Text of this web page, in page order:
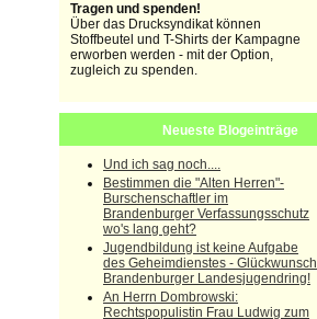
Tragen und spenden!
Über das Drucksyndikat können
Stoffbeutel und T-Shirts der Kampagne
erworben werden - mit der Option,
zugleich zu spenden.
Neueste Blogeinträge
Und ich sag noch....
Bestimmen die "Alten Herren"-
Burschenschaftler im
Brandenburger Verfassungsschutz
wo's lang geht?
Jugendbildung ist keine Aufgabe
des Geheimdienstes - Glückwunsch
Brandenburger Landesjugendring!
An Herrn Dombrowski:
Rechtspopulistin Frau Ludwig zum